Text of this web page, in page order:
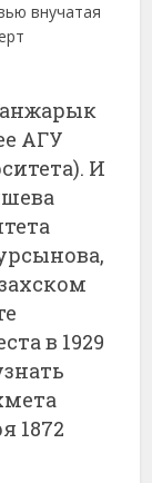
внучатая
АГУ
И
в 1929
1872